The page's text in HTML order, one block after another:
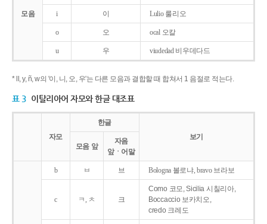
모음 i 이 Lulio 룰리오
o 오 ocal 오칼
u 우 viudedad 비우데다드
* ll, y, ñ, w의 '이, 니, 오, 우'는 다른 모음과 결합할 때 합쳐서 1 음절로 적는다.
표 3 이탈리아어 자모와 한글 대조표
자모
한글
보기
모음 앞
자음
앞ㆍ어말
b ㅂ 브 Bologna 볼로냐, bravo 브라보
c ㅋ, ㅊ 크
Como 코모, Sicilia 시칠리아,
Boccaccio 보카치오,
credo 크레도